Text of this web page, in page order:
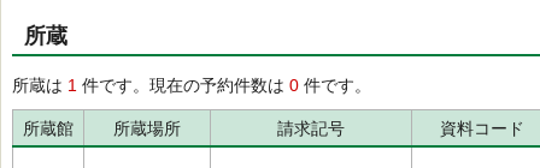
所蔵
所蔵は 1 件です。現在の予約件数は 0 件です。
所蔵館 所蔵場所 請求記号 資料コード